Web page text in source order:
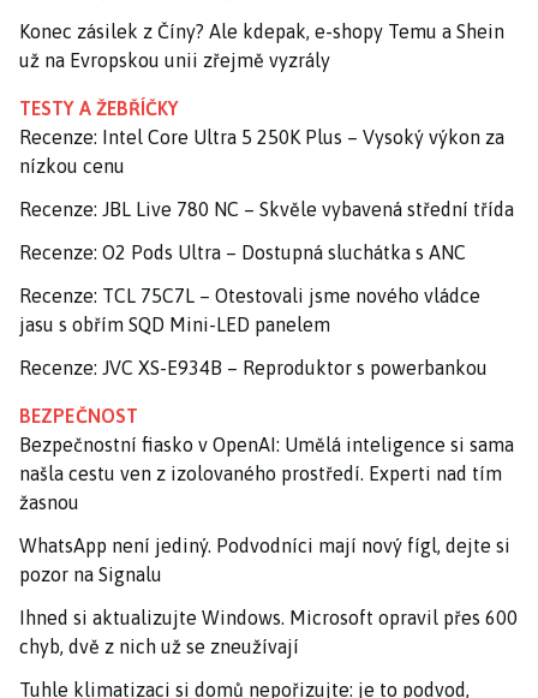
Konec zásilek z Číny? Ale kdepak, e-shopy Temu a Shein
už na Evropskou unii zřejmě vyzrály
TESTY A ŽEBŘÍČKY
Recenze: Intel Core Ultra 5 250K Plus – Vysoký výkon za
nízkou cenu
Recenze: JBL Live 780 NC – Skvěle vybavená střední třída
Recenze: O2 Pods Ultra – Dostupná sluchátka s ANC
Recenze: TCL 75C7L – Otestovali jsme nového vládce
jasu s obřím SQD Mini-LED panelem
Recenze: JVC XS-E934B – Reproduktor s powerbankou
BEZPEČNOST
Bezpečnostní fiasko v OpenAI: Umělá inteligence si sama
našla cestu ven z izolovaného prostředí. Experti nad tím
žasnou
WhatsApp není jediný. Podvodníci mají nový fígl, dejte si
pozor na Signalu
Ihned si aktualizujte Windows. Microsoft opravil přes 600
chyb, dvě z nich už se zneužívají
Tuhle klimatizaci si domů nepořizujte: je to podvod,